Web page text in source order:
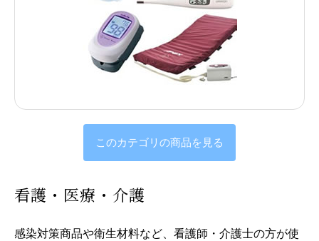
このカテゴリの商品を見る
看護・医療・介護
感染対策商品や衛生材料など、看護師・介護士の方が使